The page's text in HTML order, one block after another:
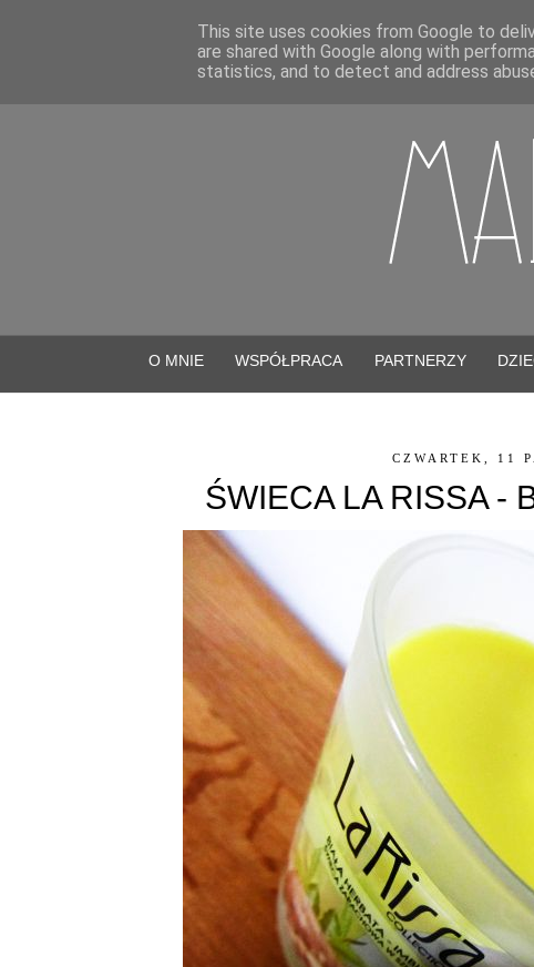
O MNIE WSPÓŁPRACA PARTNERZY
CZWARTEK, 11
ŚWIECA LA RISSA -
This site uses cookies from Google to
are shared with Google along with
statistics, and to detect and address